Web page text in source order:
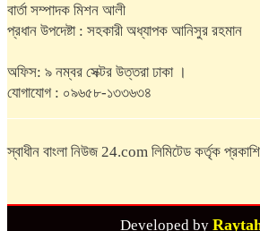
বাংলাদেশের রাজনীতিতে
চট্টগ্রাম আসছেন
বার্তা সম্পাদক মিশন আলী
প্রধান উপদেষ্টা : সহকারী অধ্যাপক আনিসুর রহমান
অফিস: ৯ নম্বর সেক্টর উত্তরা ঢাকা ।
যোগাযোগ : ০৯৬৫৮-১৩৩৬৩৪
স্বাধীন বাংলা নিউজ 24.com লিমিটেড কর্তৃক
Developed by